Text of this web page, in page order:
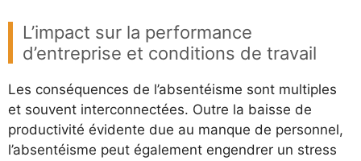
L’impact sur la performance
d’entreprise et conditions de travail
Les conséquences de l’absentéisme sont multiples
et souvent interconnectées. Outre la baisse de
productivité évidente due au manque de personnel,
l’absentéisme peut également engendrer un stress